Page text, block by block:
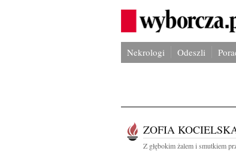
Nekrologi Odeszli
ZOFIA
Z głębokim żalem i smutkiem